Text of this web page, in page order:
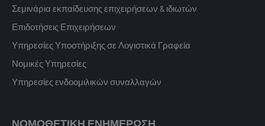
Σεμινάρια εκπαίδευσης επιχειρήσεων & ιδιωτών
Επιδοτήσεις Επιχειρήσεων
Υπηρεσίες Υποστήριξης σε Λογιστικά Γραφεία
Νομικές Υπηρεσίες
Υπηρεσίες ενδοομιλικών συναλλαγών
ΝΟΜΟΘΕΤΙΚΗ ΕΝΗΜΕΡΩΣΗ